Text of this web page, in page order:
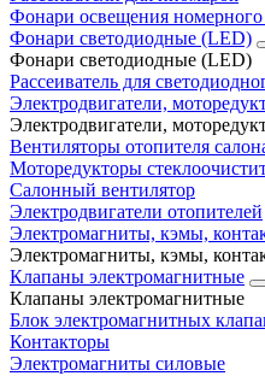
Фонари освещения номерного
Фонари светодиодные (LED)
Фонари светодиодные (LED)
Рассеиватель для
Электродвигатели,
Электродвигатели,
Вентиляторы отопителя
Моторедукторы
Салонный вентилятор
Электродвигатели отопителей
Электромагниты, кэмы,
Электромагниты, кэмы,
Клапаны электромагнитные
Клапаны электромагнитные
Блок электромагнитных
Контакторы
Электромагниты силовые